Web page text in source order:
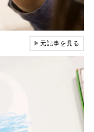
▶元記事を見る